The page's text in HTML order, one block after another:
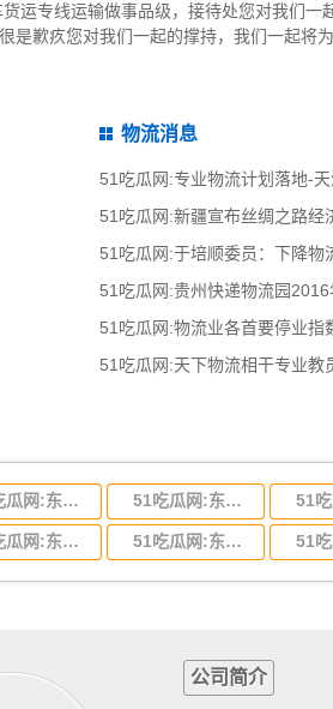
运专线运输做事品级，接待处您对我们一
歉疚您对我们一起的撑持，我们一起将
物流消息
51吃瓜网:专业物流计划落地-
51吃瓜网:新疆宣布丝绸之路经
51吃瓜网:于培顺委员：下降物
51吃瓜网:贵州快递物流园
51吃瓜网:物流业各首要停业指
51吃瓜网:天下物流相干专业教
51吃瓜网:东莞到吉林省物流运输,东莞到吉林省物流公司 51吃瓜网:东莞到甘肃省物流运输,东莞到甘肃省物流公司
51吃瓜网:东莞到江苏物流专线运输,东莞到江苏省物流公司 51吃瓜网:东莞到浙江省物流运输,东莞到浙江省物流公司
公司简介